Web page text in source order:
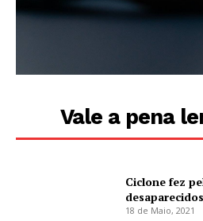
Vale a pena
Ciclone fez
18 de Maio, 2021